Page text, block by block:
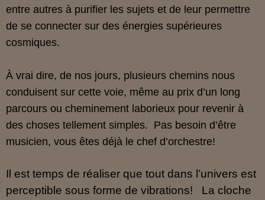
entre autres à purifier les sujets et de leur permettre
de se connecter sur des énergies supérieures
cosmiques.
À vrai dire, de nos jours, plusieurs chemins nous
conduisent sur cette voie, même au prix d’un long
parcours ou cheminement laborieux pour revenir à
des choses tellement simples. Pas besoin d’être
musicien, vous êtes déjà le chef d’orchestre!
Il est temps de réaliser que tout dans l’univers est
perceptible sous forme de vibrations! La cloche